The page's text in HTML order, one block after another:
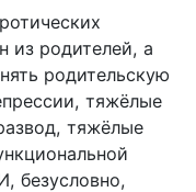
из родителей, а
родительскую
тяжёлые
тяжёлые
безусловно,